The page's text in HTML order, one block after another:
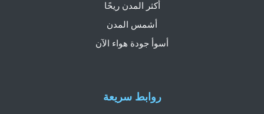
روابط سريعة
أكثر المدن ريحًا
أشمس المدن
أسوأ جودة هواء الآن